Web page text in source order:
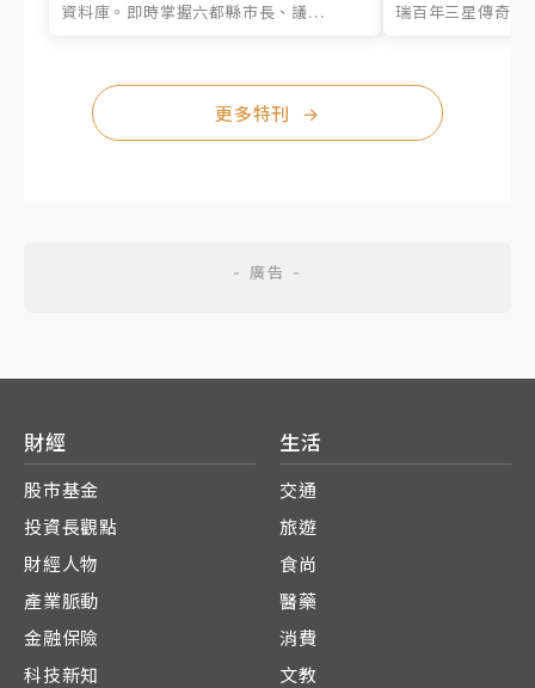
資料庫。即時掌握六都縣市長、議...
瑞百年三星傳奇、
更多特刊 →
財經
股市基金
投資長觀點
財經人物
產業脈動
金融保險
科技新知
生活
交通
旅遊
食尚
醫藥
消費
文教